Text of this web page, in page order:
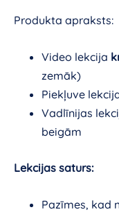
Produkta apraksts:
Video lekcija
zemāk)
Piekļuve
Vadlīnijas
beigām
Lekcijas saturs:
Pazīmes, kad